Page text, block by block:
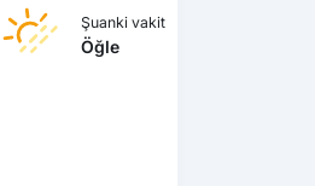
Şuanki vakit
Öğle